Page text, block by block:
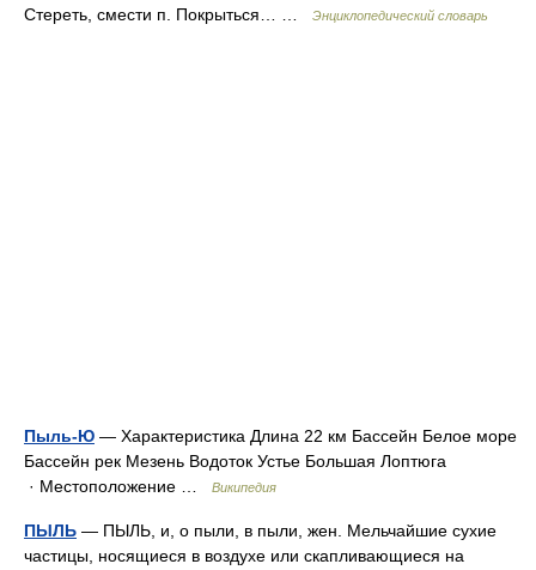
Стереть, смести п. Покрыться… …
Энциклопедический словарь
Пыль-Ю — Характеристика Длина 22 км Бассейн Белое море
Бассейн рек Мезень Водоток Устье Большая Лоптюга
· Местоположение …
Википедия
ПЫЛЬ — ПЫЛЬ, и, о пыли, в пыли, жен. Мельчайшие сухие
частицы, носящиеся в воздухе или скапливающиеся на